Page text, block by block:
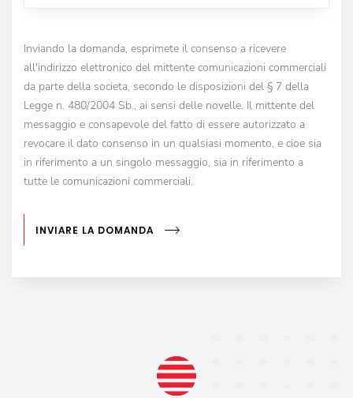
Inviando la domanda, esprimete il consenso a ricevere
all'indirizzo elettronico del mittente comunicazioni commerciali
da parte della societa, secondo le disposizioni del § 7 della
Legge n. 480/2004 Sb., ai sensi delle novelle. Il mittente del
messaggio e consapevole del fatto di essere autorizzato a
revocare il dato consenso in un qualsiasi momento, e cioe sia
in riferimento a un singolo messaggio, sia in riferimento a
tutte le comunicazioni commerciali.
INVIARE LA DOMANDA